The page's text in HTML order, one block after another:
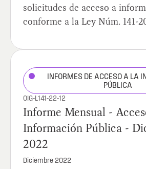
solicitudes de acceso a
conforme a la Ley Núm. 141-
INFORMES DE ACCESO A LA
PÚBLICA
OIG-L141-22-12
Informe Mensual -
Información Pública -
2022
Diciembre 2022